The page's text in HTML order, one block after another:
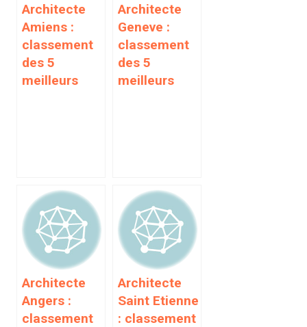
Architecte
Amiens :
classement
des 5
meilleurs
Architecte
Geneve :
classement
des 5
meilleurs
Architecte
Angers :
classement
Architecte
Saint Etienne
: classement